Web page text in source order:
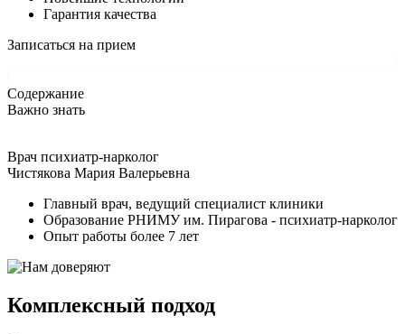
Гарантия качества
Записаться на прием
Содержание
Важно знать
Врач психиатр-нарколог
Чистякова Мария Валерьевна
Главный врач, ведущий специалист клиники
Образование РНИМУ им. Пирагова - психиатр-нарколог
Опыт работы более 7 лет
Комплексный подход